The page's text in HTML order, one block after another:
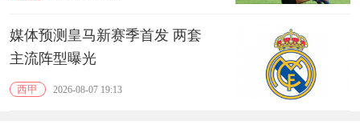
媒体预测皇马新赛季首发 两套
主流阵型曝光
西甲 2026-08-07 19:13